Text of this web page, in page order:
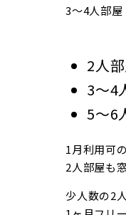
3～4人部屋
2人
3～4
5～6
1月利用可
2人部屋も
少人数の2